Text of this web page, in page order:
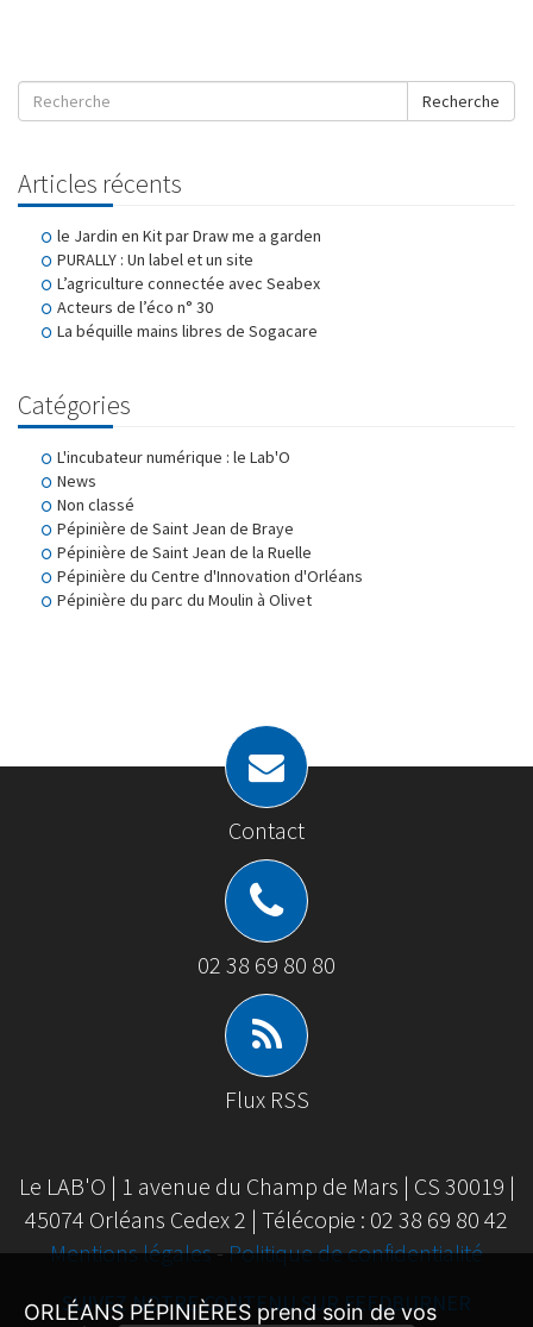
Recherche
Articles récents
le Jardin en Kit par Draw me a garden
PURALLY : Un label et un site
L’agriculture connectée avec Seabex
Acteurs de l’éco n° 30
La béquille mains libres de Sogacare
Catégories
L'incubateur numérique : le Lab'O
News
Non classé
Pépinière de Saint Jean de Braye
Pépinière de Saint Jean de la Ruelle
Pépinière du Centre d'Innovation d'Orléans
Pépinière du parc du Moulin à Olivet
Contact
02 38 69 80 80
Flux RSS
Le LAB'O | 1 avenue du Champ de Mars | CS 30019 |
45074 Orléans Cedex 2 | Télécopie : 02 38 69 80 42
Mentions légales-Politique de confidentialité
SUIVEZ NOTRE CONTENU SUR FEEDBURNER
ORLÉANS PÉPINIÈRES prend soin de vos